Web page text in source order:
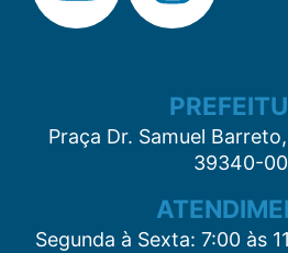
Praça Dr. Samuel
39340-
Segunda à Sexta: 7:00 às